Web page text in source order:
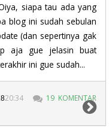
siapa tau ada yang
blog ini sudah sebulan
(dan sepertinya gak
aja gue jelasin buat
ini gue sudah...
20:34
19 KOMENTAR